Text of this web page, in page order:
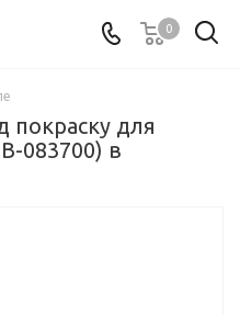
0
покраску для
083700) в